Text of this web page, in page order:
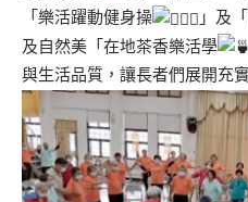
「樂活躍動健身操
」及
及自然美「在地茶香樂活學
與生活品質，讓長者們展開充